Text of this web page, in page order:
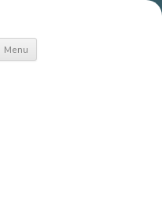
Menu
Aller